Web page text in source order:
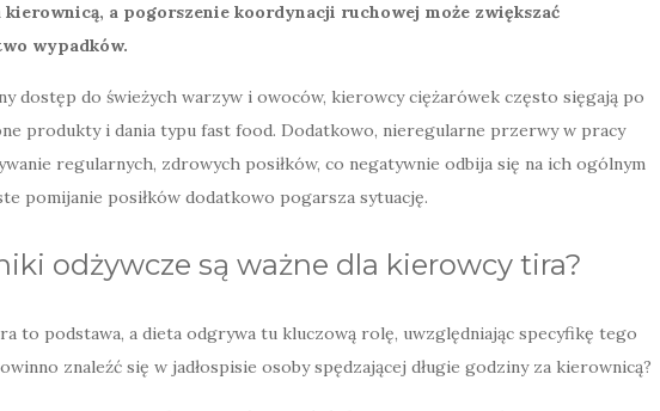
a pogorszenie koordynacji ruchowej może zwiększać
wypadków.
dostęp do świeżych warzyw i owoców, kierowcy ciężarówek często sięgają po
produkty i dania typu fast food. Dodatkowo, nieregularne przerwy w pracy
regularnych, zdrowych posiłków, co negatywnie odbija się na ich ogólnym
pomijanie posiłków dodatkowo pogarsza sytuację.
odżywcze są ważne dla kierowcy tira?
to podstawa, a dieta odgrywa tu kluczową rolę, uwzględniając specyfikę tego
znaleźć się w jadłospisie osoby spędzającej długie godziny za kierownicą?